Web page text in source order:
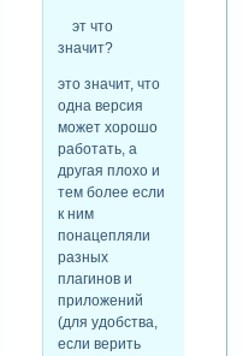
эт что
значит?
это значит, что
одна версия
может хорошо
работать, а
другая плохо и
тем более если
к ним
понацепляли
разных
плагинов и
приложений
(для удобства,
если верить